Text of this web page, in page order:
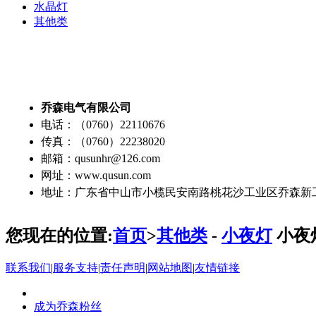
水晶灯
其他类
乔森电气有限公司
电话：（0760）22110676
传真：（0760）22238020
邮箱：qusunhr@126.com
网址：www.qusun.com
地址：广东省中山市小榄民安南路桃花沙工业区乔森新
您现在的位置:首页>其他类 - 小夜灯 小夜
联系我们|服务支持|责任声明|网站地图|友情链接
成为乔森粉丝